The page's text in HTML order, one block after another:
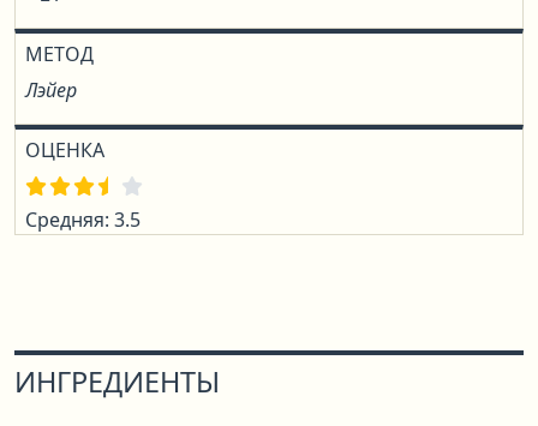
МЕТОД
Лэйер
ОЦЕНКА
Средняя: 3.5
ИНГРЕДИЕНТЫ